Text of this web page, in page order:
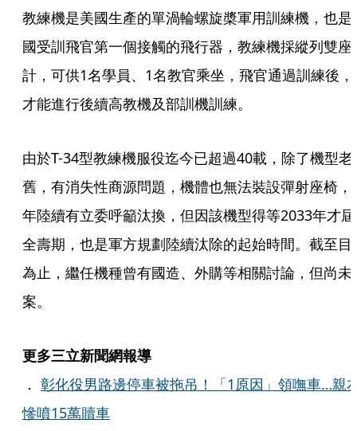
教練機是美國生產的單渦輪螺旋槳軍用訓練機，也是
國受訓飛官第一個接觸的飛行器，教練機採縱列雙座
計，可供1名學員、1名教官乘坐，飛官通過訓練後，
才能進行後續高教機及部訓機訓練。
由於T-34型教練機服役迄今已超過40載，除了機型老
舊，有消失性商源問題，機體也無法裝設彈射座椅，
年陸續有立委呼籲汰換，但因該機型得等2033年才屆
全壽期，也是軍方規劃陸續汰除的起始時間。截至目
為止，繼任機種曾有國造、外購等相關討論，但尚未
案。
更多三立新聞網報導
． 彰化役男路邊停車被拖吊！「1原因」領嘸車…親
慘噴15萬贖車